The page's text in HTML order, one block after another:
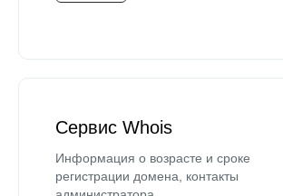
Сервис Whois
Информация о возрасте и сроке
регистрации домена, контакты